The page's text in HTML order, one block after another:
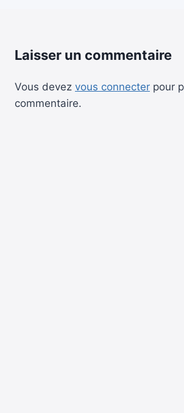
Laisser un commentaire
Vous devez vous connecter pour
commentaire.